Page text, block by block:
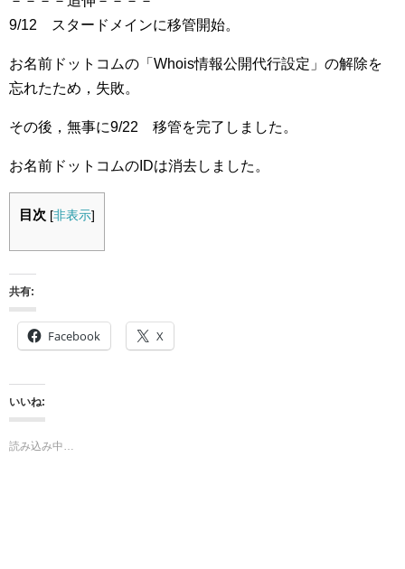
9/12 スタードメインに移管開始。
お名前ドットコムの「Whois情報公開代行設定」の解除を
忘れたため，失敗。
その後，無事に9/22 移管を完了しました。
お名前ドットコムのIDは消去しました。
目次 [非表示]
共有:
Facebook X
いいね:
読み込み中…